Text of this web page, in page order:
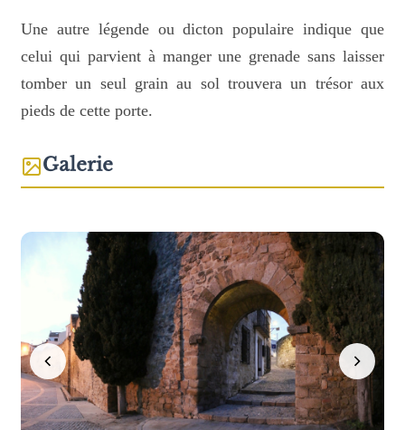
Une autre légende ou dicton populaire indique que
celui qui parvient à manger une grenade sans laisser
tomber un seul grain au sol trouvera un trésor aux
pieds de cette porte.
Galerie